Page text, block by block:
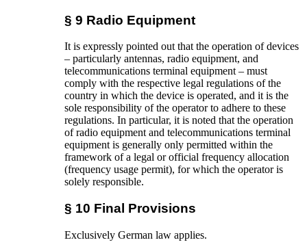
§ 9 Radio Equipment
It is expressly pointed out that the operation of devices
– particularly antennas, radio equipment, and
telecommunications terminal equipment – must
comply with the respective legal regulations of the
country in which the device is operated, and it is the
sole responsibility of the operator to adhere to these
regulations. In particular, it is noted that the operation
of radio equipment and telecommunications terminal
equipment is generally only permitted within the
framework of a legal or official frequency allocation
(frequency usage permit), for which the operator is
solely responsible.
§ 10 Final Provisions
Exclusively German law applies.